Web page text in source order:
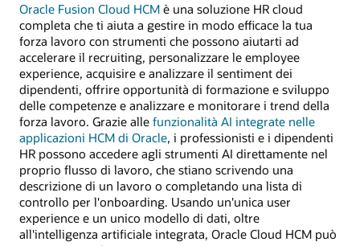
Oracle Fusion Cloud HCM è una soluzione HR cloud
completa che ti aiuta a gestire in modo efficace la tua
forza lavoro con strumenti che possono aiutarti ad
accelerare il recruiting, personalizzare le employee
experience, acquisire e analizzare il sentiment dei
dipendenti, offrire opportunità di formazione e sviluppo
delle competenze e analizzare e monitorare i trend della
forza lavoro. Grazie alle funzionalità AI integrate nelle
applicazioni HCM di Oracle, i professionisti e i dipendenti
HR possono accedere agli strumenti AI direttamente nel
proprio flusso di lavoro, che stiano scrivendo una
descrizione di un lavoro o completando una lista di
controllo per l'onboarding. Usando un'unica user
experience e un unico modello di dati, oltre
all'intelligenza artificiale integrata, Oracle Cloud HCM può